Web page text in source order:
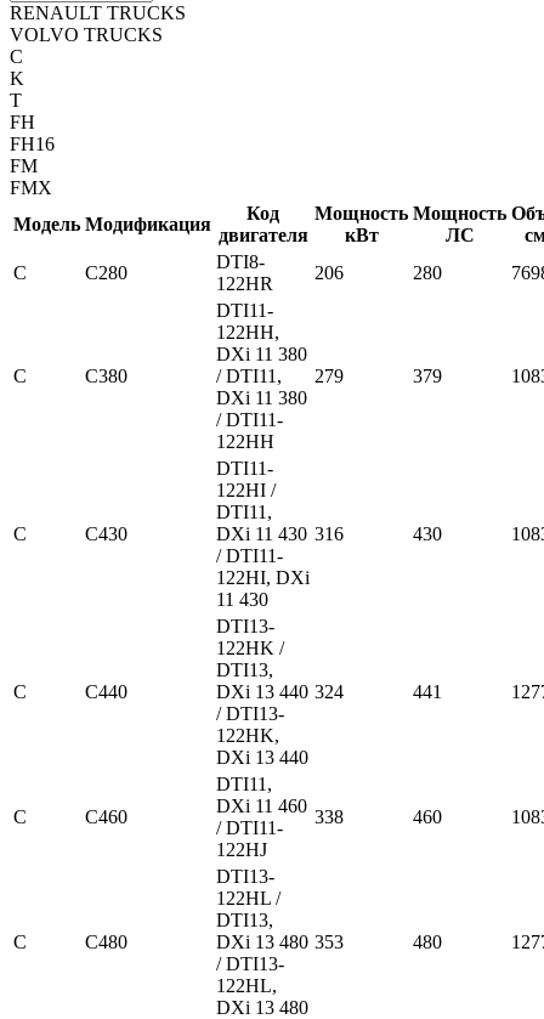
RENAULT TRUCKS
VOLVO TRUCKS
C
K
T
FH
FH16
FM
FMX
Модель Модификация
Код
двигателя
Мощность
кВт
Мощность
ЛС
C
C280
DTI8-
122HR
206 280
C C380
DTI11-
122HH,
DXi 11 380
/ DTI11,
DXi 11 380
/ DTI11-
122HH
279 379
C C430
DTI11-
122HI /
DTI11,
DXi 11 430
/ DTI11-
122HI, DXi
11 430
316 430
C C440
DTI13-
122HK /
DTI13,
DXi 13 440
/ DTI13-
122HK,
DXi 13 440
324 441
C C460
DTI11,
DXi 11 460
/ DTI11-
122HJ
338 460
C C480
DTI13-
122HL /
DTI13,
DXi 13 480
/ DTI13-
122HL,
DXi 13 480
353 480